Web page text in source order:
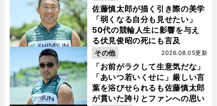
佐藤慎太郎が描く引き際の美学
「弱くなる自分も見せたい」
50代の競輪人生に影響を与え
る伏見俊昭の死にも言及
「お前がラクして生意気だな」
「あいつ若いくせに」厳しい言
葉を浴びせられるも佐藤慎太郎
が貫いた誇りとファンへの思い
2026.08.05更新
その他